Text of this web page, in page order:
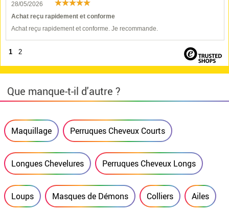
28/05/2026
Achat reçu rapidement et conforme
Achat reçu rapidement et conforme. Je recommande.
1 2
Que manque-t-il d'autre ?
Maquillage Perruques Cheveux Courts
Longues Chevelures Perruques Cheveux Longs
Loups Masques de Démons Colliers Ailes